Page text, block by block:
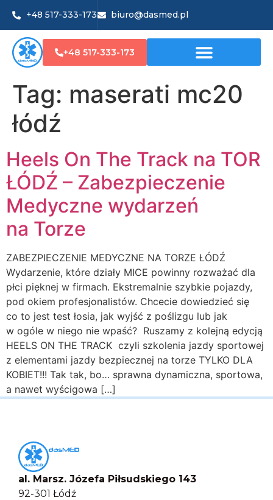
+48 517-333-173 biuro@dasmed.pl
+48 517-333-173
Tag: maserati mc20
łódź
Heels On The Track na TOR
ŁÓDŹ – Zabezpieczenie
Medyczne wydarzeń
na Torze
ZABEZPIECZENIE MEDYCZNE NA TORZE ŁÓDŹ
Wydarzenie, które działy MICE powinny rozważać dla
płci pięknej w firmach. Ekstremalnie szybkie pojazdy,
pod okiem profesjonalistów. Chcecie dowiedzieć się
co to jest test łosia, jak wyjść z poślizgu lub jak
w ogóle w niego nie wpaść? Ruszamy z kolejną edycją
HEELS ON THE TRACK czyli szkolenia jazdy sportowej
z elementami jazdy bezpiecznej na torze TYLKO DLA
KOBIET!!! Tak tak, bo… sprawna dynamiczna, sportowa,
a nawet wyścigowa […]
al. Marsz. Józefa Piłsudskiego 143
92-301 Łódź